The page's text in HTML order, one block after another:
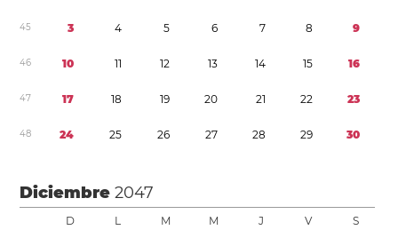
45 3 4 5 6 7 8 9
46 10 11 12 13 14 15 16
47 17 18 19 20 21 22 23
48 24 25 26 27 28 29 30
Diciembre2047
D L M M J V S